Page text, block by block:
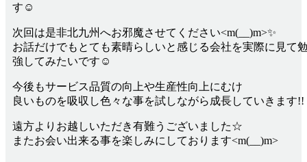
す☺
次回は是非北九州へお邪魔させてください<m(__)m>✨
お話だけでもとても素晴らしいと感じる会社を実際に見て
強してみたいです☺
今後もサービス品質の向上や生産性向上にむけ
良いものを吸収し色々な事を試しながら成長していきます!!
遠方よりお越しいただき有難うございました☆
またお会い出来る事を楽しみにしております<m(__)m>